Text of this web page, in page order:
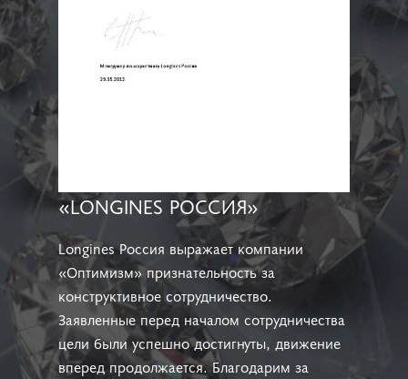
«LONGINES РОССИЯ»
Longines Россия выражает компании
«Оптимизм» признательность за
конструктивное сотрудничество.
Заявленные перед началом сотрудничества
цели были успешно достигнуты, движение
вперед продолжается. Благодарим за